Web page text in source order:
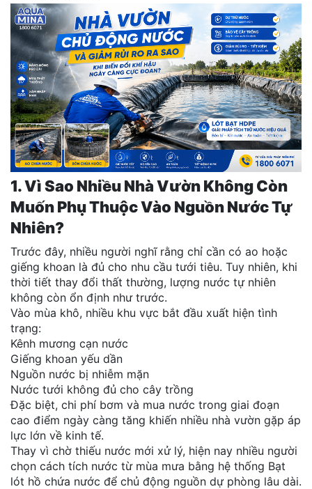
1. Vì Sao Nhiều Nhà Vườn Không Còn
Muốn Phụ Thuộc Vào Nguồn Nước Tự
Nhiên?
Trước đây, nhiều người nghĩ rằng chỉ cần có ao hoặc
giếng khoan là đủ cho nhu cầu tưới tiêu. Tuy nhiên, khi
thời tiết thay đổi thất thường, lượng nước tự nhiên
không còn ổn định như trước.
Vào mùa khô, nhiều khu vực bắt đầu xuất hiện tình
trạng:
Kênh mương cạn nước
Giếng khoan yếu dần
Nguồn nước bị nhiễm mặn
Nước tưới không đủ cho cây trồng
Đặc biệt, chi phí bơm và mua nước trong giai đoạn
cao điểm ngày càng tăng khiến nhiều nhà vườn gặp áp
lực lớn về kinh tế.
Thay vì chờ thiếu nước mới xử lý, hiện nay nhiều người
chọn cách tích nước từ mùa mưa bằng hệ thống Bạt
lót hồ chứa nước để chủ động nguồn dự phòng lâu dài.